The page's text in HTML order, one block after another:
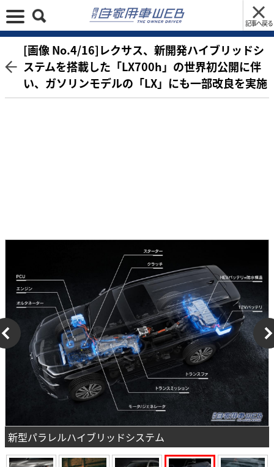
記事へ戻る
[画像 No.4/16]レクサス、新開発ハイブリッドシ
ステムを搭載した「LX700h」の世界初公開に伴
い、ガソリンモデルの「LX」にも一部改良を実施
新型パラレルハイブリッドシステム